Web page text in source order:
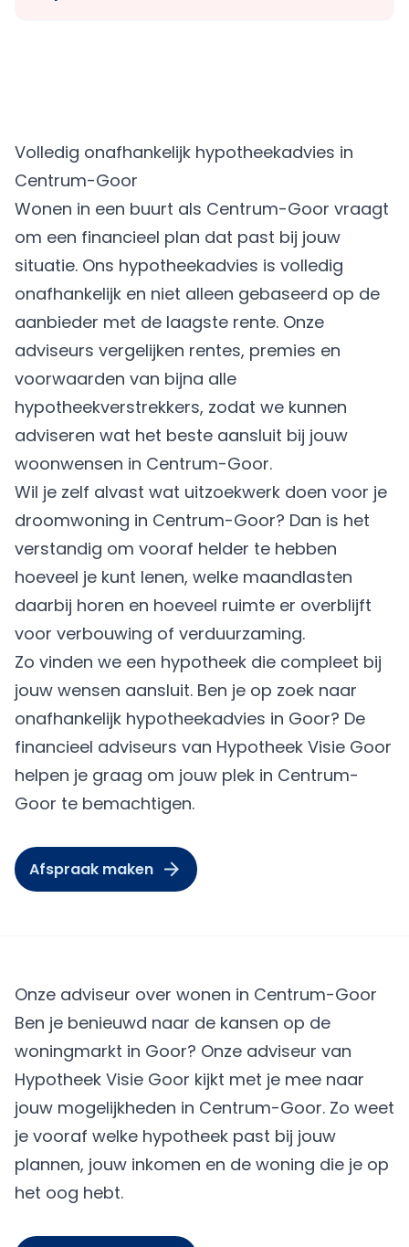
Volledig onafhankelijk hypotheekadvies in
Centrum-Goor
Wonen in een buurt als Centrum-Goor vraagt
om een financieel plan dat past bij jouw
situatie. Ons hypotheekadvies is volledig
onafhankelijk en niet alleen gebaseerd op de
aanbieder met de laagste rente. Onze
adviseurs vergelijken rentes, premies en
voorwaarden van bijna alle
hypotheekverstrekkers, zodat we kunnen
adviseren wat het beste aansluit bij jouw
woonwensen in Centrum-Goor.
Wil je zelf alvast wat uitzoekwerk doen voor je
droomwoning in Centrum-Goor? Dan is het
verstandig om vooraf helder te hebben
hoeveel je kunt lenen, welke maandlasten
daarbij horen en hoeveel ruimte er overblijft
voor verbouwing of verduurzaming.
Zo vinden we een hypotheek die compleet bij
jouw wensen aansluit. Ben je op zoek naar
onafhankelijk hypotheekadvies in Goor? De
financieel adviseurs van Hypotheek Visie Goor
helpen je graag om jouw plek in Centrum-
Goor te bemachtigen.
Afspraak maken
Onze adviseur over wonen in Centrum-Goor
Ben je benieuwd naar de kansen op de
woningmarkt in Goor? Onze adviseur van
Hypotheek Visie Goor kijkt met je mee naar
jouw mogelijkheden in Centrum-Goor. Zo weet
je vooraf welke hypotheek past bij jouw
plannen, jouw inkomen en de woning die je op
het oog hebt.